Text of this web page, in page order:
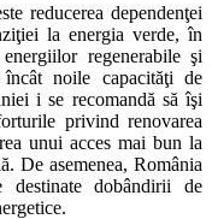
reducerea dependenţei
la energia verde, în
regenerabile şi
încât noile capacităţi de
i se recomandă să îşi
privind renovarea
unui acces mai bun la
De asemenea, România
destinate dobândirii de